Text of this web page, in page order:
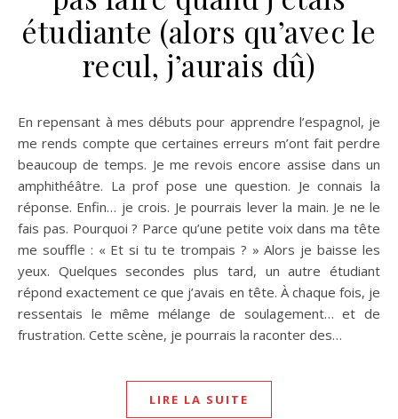
étudiante (alors qu’avec le
recul, j’aurais dû)
En repensant à mes débuts pour apprendre l’espagnol, je
me rends compte que certaines erreurs m’ont fait perdre
beaucoup de temps. Je me revois encore assise dans un
amphithéâtre. La prof pose une question. Je connais la
réponse. Enfin… je crois. Je pourrais lever la main. Je ne le
fais pas. Pourquoi ? Parce qu’une petite voix dans ma tête
me souffle : « Et si tu te trompais ? » Alors je baisse les
yeux. Quelques secondes plus tard, un autre étudiant
répond exactement ce que j’avais en tête. À chaque fois, je
ressentais le même mélange de soulagement… et de
frustration. Cette scène, je pourrais la raconter des…
LIRE LA SUITE